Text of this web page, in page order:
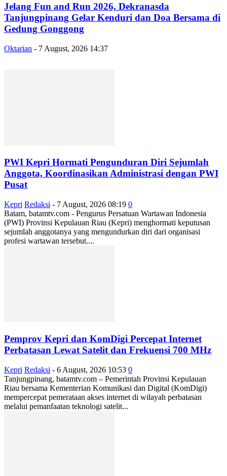
Jelang Fun and Run 2026, Dekranasda
Tanjungpinang Gelar Kenduri dan Doa Bersama di
Gedung Gonggong
Oktarian - 7 August, 2026 14:37
PWI Kepri Hormati Pengunduran Diri Sejumlah
Anggota, Koordinasikan Administrasi dengan PWI
Pusat
Kepri Redaksi - 7 August, 2026 08:19 0
Batam, batamtv.com - Pengurus Persatuan Wartawan Indonesia
(PWI) Provinsi Kepulauan Riau (Kepri) menghormati keputusan
sejumlah anggotanya yang mengundurkan diri dari organisasi
profesi wartawan tersebut....
Pemprov Kepri dan KomDigi Percepat Internet
Perbatasan Lewat Satelit dan Frekuensi 700 MHz
Kepri Redaksi - 6 August, 2026 10:53 0
Tanjungpinang, batamtv.com – Pemerintah Provinsi Kepulauan
Riau bersama Kementerian Komunikasi dan Digital (KomDigi)
mempercepat pemerataan akses internet di wilayah perbatasan
melalui pemanfaatan teknologi satelit...